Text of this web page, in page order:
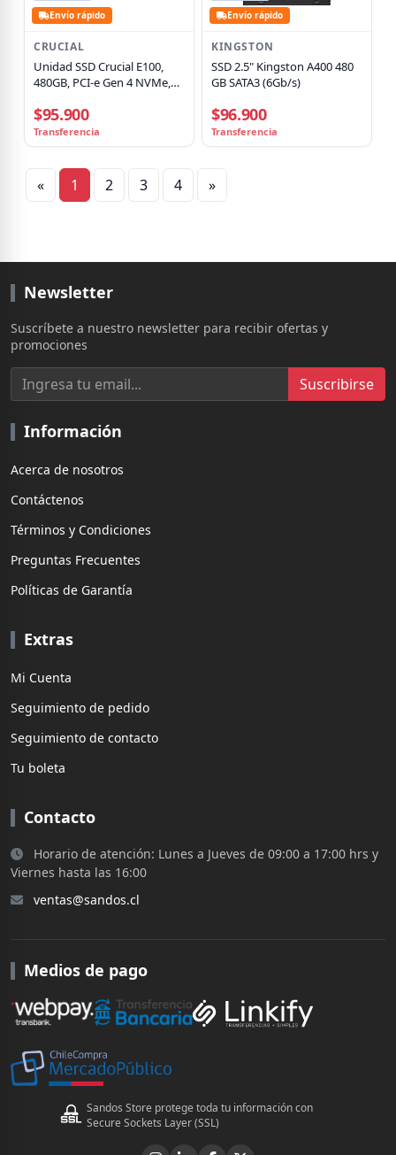
Envío rápido
CRUCIAL
Unidad SSD Crucial E100,
480GB, PCI-e Gen 4 NVMe,
Escr 4500MB/s
$95.900
Transferencia
Envío rápido
KINGSTON
SSD 2.5" Kingston A400 480
GB SATA3 (6Gb/s)
$96.900
Transferencia
« 1 2 3 4 »
Newsletter
Suscríbete a nuestro newsletter para recibir ofertas y
promociones
Suscribirse
Información
Acerca de nosotros
Contáctenos
Términos y Condiciones
Preguntas Frecuentes
Políticas de Garantía
Extras
Mi Cuenta
Seguimiento de pedido
Seguimiento de contacto
Tu boleta
Contacto
Horario de atención: Lunes a Jueves de 09:00 a 17:00 hrs y
Viernes hasta las 16:00
ventas@sandos.cl
Medios de pago
Sandos Store protege toda tu información con
Secure Sockets Layer (SSL)